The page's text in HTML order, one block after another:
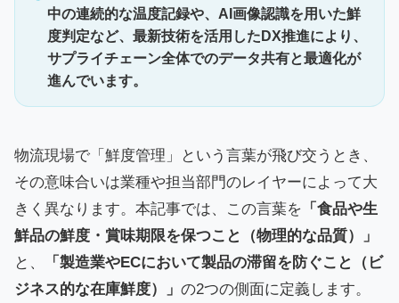
中の連続的な温度記録や、AI画像認識を用いた鮮
度判定など、最新技術を活用したDX推進により、
サプライチェーン全体でのデータ共有と最適化が
進んでいます。
物流現場で「鮮度管理」という言葉が飛び交うとき、
その意味合いは業種や担当部門のレイヤーによって大
きく異なります。本記事では、この言葉を 「食品や生
鮮品の鮮度・賞味期限を保つこと（物理的な品質）」
と、
「製造業やECにおいて製品の滞留を防ぐこと（ビ
ジネス的な在庫鮮度）」 の2つの側面に定義します。